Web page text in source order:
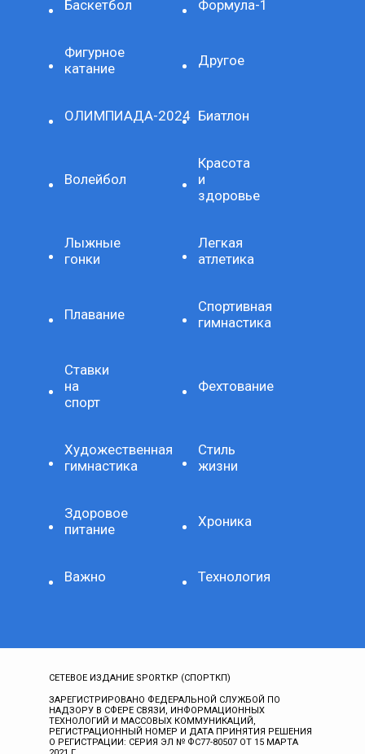
Баскетбол Формула-1
Фигурное
катание
Другое
ОЛИМПИАДА-2024 Биатлон
Волейбол
Красота
и
здоровье
Лыжные
гонки
Легкая
атлетика
Плавание
Спортивная
гимнастика
Ставки
на
спорт
Фехтование
Художественная
гимнастика
Стиль
жизни
Здоровое
питание
Хроника
Важно Технология
СЕТЕВОЕ ИЗДАНИЕ SPORTKP (СПОРТКП)
ЗАРЕГИСТРИРОВАНО ФЕДЕРАЛЬНОЙ СЛУЖБОЙ ПО
НАДЗОРУ В СФЕРЕ СВЯЗИ, ИНФОРМАЦИОННЫХ
ТЕХНОЛОГИЙ И МАССОВЫХ КОММУНИКАЦИЙ,
РЕГИСТРАЦИОННЫЙ НОМЕР И ДАТА ПРИНЯТИЯ РЕШЕНИЯ
О РЕГИСТРАЦИИ: СЕРИЯ ЭЛ № ФС77-80507 ОТ 15 МАРТА